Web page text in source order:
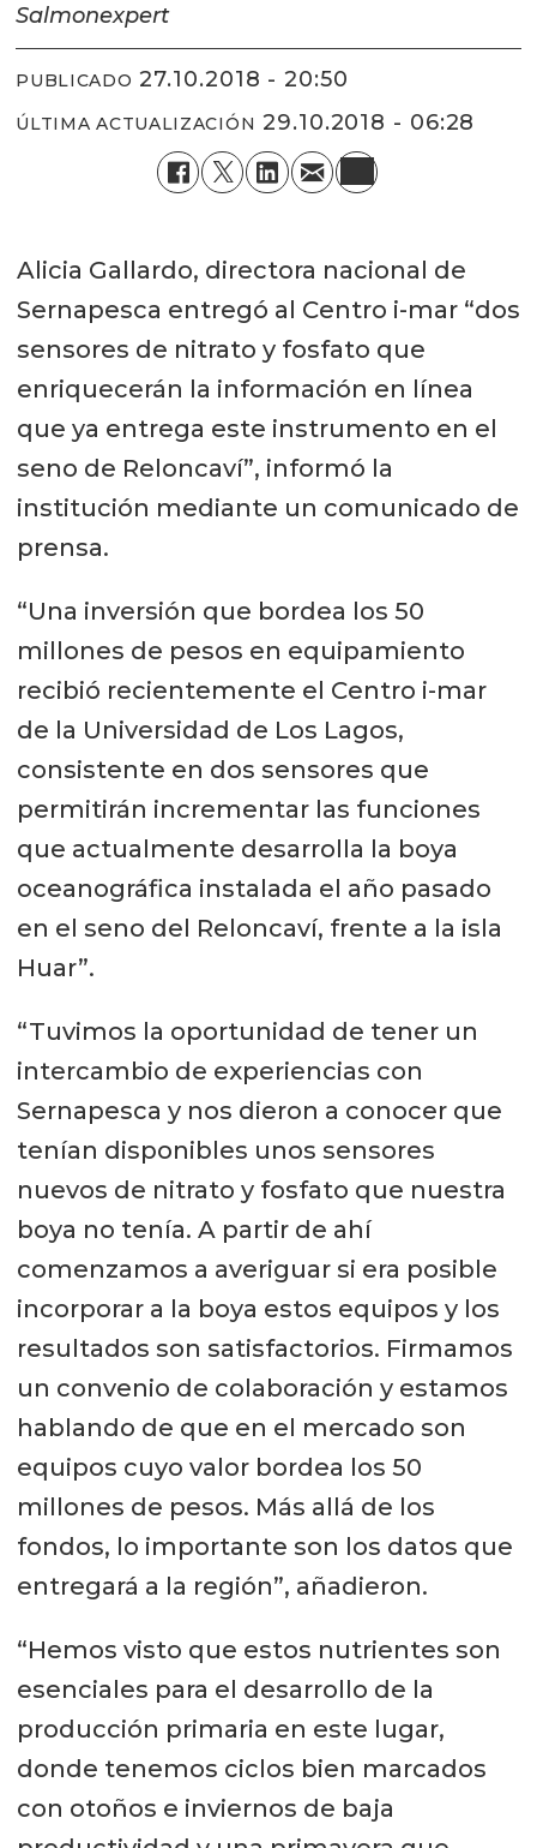
Salmonexpert
PUBLICADO 27.10.2018 - 20:50
ÚLTIMA ACTUALIZACIÓN 29.10.2018 - 06:28
Alicia Gallardo, directora nacional de
Sernapesca entregó al Centro i-mar “dos
sensores de nitrato y fosfato que
enriquecerán la información en línea
que ya entrega este instrumento en el
seno de Reloncaví”, informó la
institución mediante un comunicado de
prensa.
“Una inversión que bordea los 50
millones de pesos en equipamiento
recibió recientemente el Centro i-mar
de la Universidad de Los Lagos,
consistente en dos sensores que
permitirán incrementar las funciones
que actualmente desarrolla la boya
oceanográfica instalada el año pasado
en el seno del Reloncaví, frente a la isla
Huar”.
“Tuvimos la oportunidad de tener un
intercambio de experiencias con
Sernapesca y nos dieron a conocer que
tenían disponibles unos sensores
nuevos de nitrato y fosfato que nuestra
boya no tenía. A partir de ahí
comenzamos a averiguar si era posible
incorporar a la boya estos equipos y los
resultados son satisfactorios. Firmamos
un convenio de colaboración y estamos
hablando de que en el mercado son
equipos cuyo valor bordea los 50
millones de pesos. Más allá de los
fondos, lo importante son los datos que
entregará a la región”, añadieron.
“Hemos visto que estos nutrientes son
esenciales para el desarrollo de la
producción primaria en este lugar,
donde tenemos ciclos bien marcados
con otoños e inviernos de baja